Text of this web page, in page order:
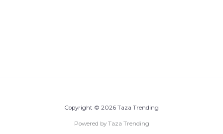
Copyright © 2026 Taza Trending
Powered by Taza Trending